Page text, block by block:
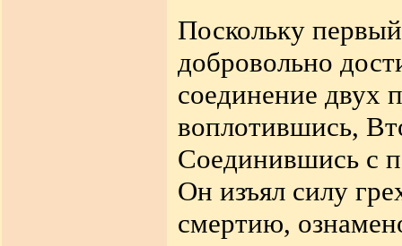
Поскольку
добровольно
соединение двух
воплотившись,
Соединившись с
Он изъял силу
смертию,